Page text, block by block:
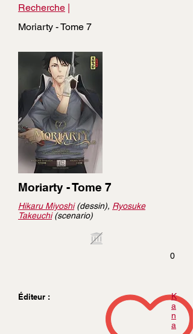
Recherche |
Moriarty - Tome 7
Moriarty - Tome 7
Hikaru Miyoshi(dessin), Ryosuke
Takeuchi(scenario)
0
Éditeur :
K
a
n
a